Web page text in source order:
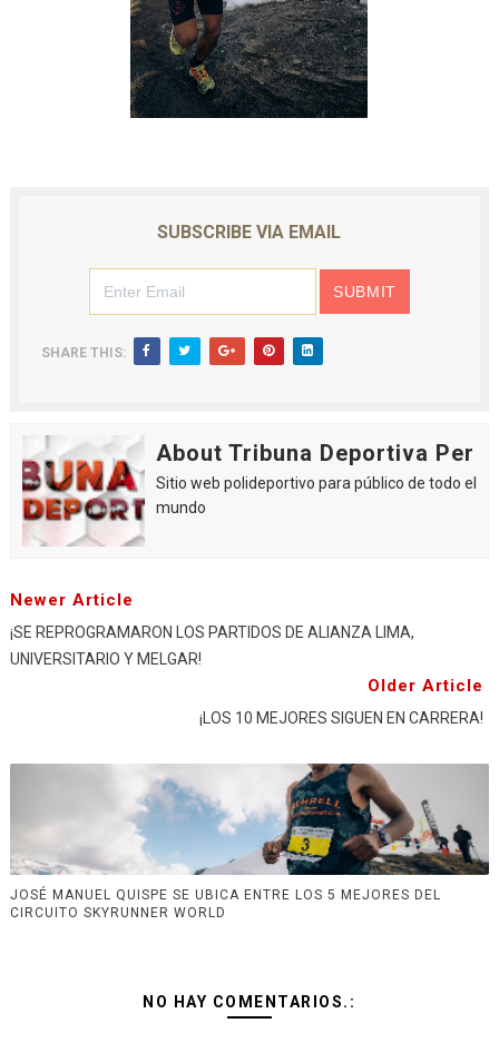
SUBSCRIBE VIA EMAIL
SHARE THIS:
About Tribuna Deportiva Per
Sitio web polideportivo para público de todo el
mundo
Newer Article
¡SE REPROGRAMARON LOS PARTIDOS DE ALIANZA LIMA,
UNIVERSITARIO Y MELGAR!
Older Article
¡LOS 10 MEJORES SIGUEN EN CARRERA!
JOSÉ MANUEL QUISPE SE UBICA ENTRE LOS 5 MEJORES DEL
CIRCUITO SKYRUNNER WORLD
NO HAY COMENTARIOS.: